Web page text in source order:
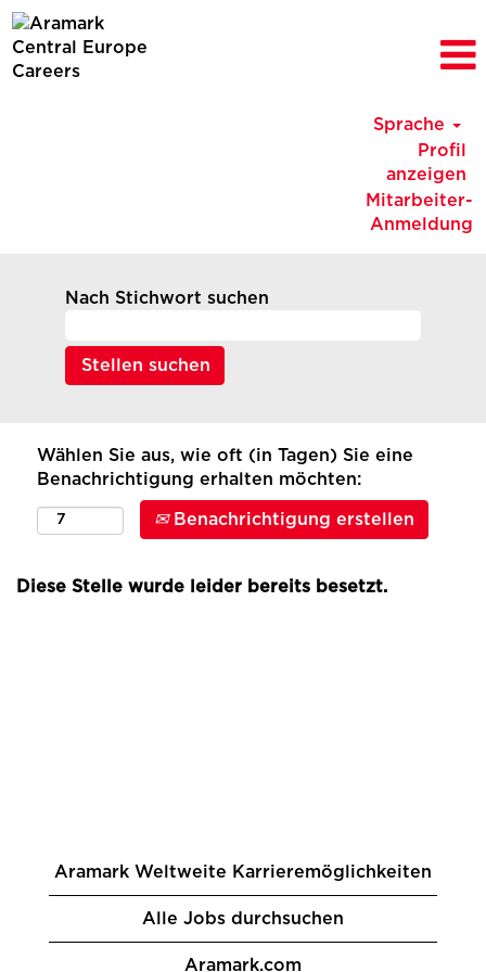
Sprache
Profil
anzeigen
Mitarbeiter-
Anmeldung
Nach Stichwort suchen
Wählen Sie aus, wie oft (in Tagen) Sie eine
Benachrichtigung erhalten möchten:
Benachrichtigung erstellen
Diese Stelle wurde leider bereits besetzt.
Aramark Weltweite Karrieremöglichkeiten
Alle Jobs durchsuchen
Aramark.com